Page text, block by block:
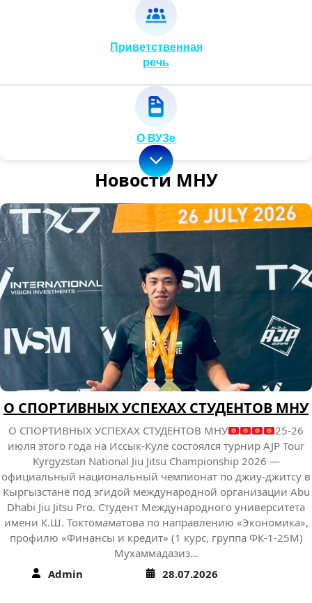
Приветственная
речь
О ВУЗе
Новости МНУ
О СПОРТИВНЫХ УСПЕХАХ СТУДЕНТОВ МНУ
О СПОРТИВНЫХ УСПЕХАХ СТУДЕНТОВ МНУ
25-26
июля этого года на Иссык-Куле состоялся турнир AJP Tour
Kyrgyzstan National Jiu Jitsu Championship 2026 —
официальный национальный чемпионат по джиу-джитсу в
Кыргызстане под эгидой международной организации Abu
Dhabi Jiu Jitsu Pro. Студент Международного университета
имени К.Ш. Токтомаматова по направлению «Экономика»,
профилю «Финансы и кредит» (1 курс, группа ФК-1-25М)
Мухаммадазиз…
Admin
28.07.2026